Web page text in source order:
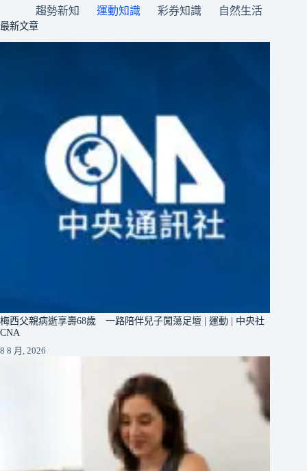
趨勢新知 運動知識 彩券知識 自然生活
最新文章
梅西父親病逝享壽68歲 一路陪伴兒子闖蕩足壇 | 運動 | 中央社
CNA
8 8 月, 2026